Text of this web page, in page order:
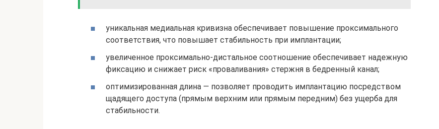
уникальная медиальная кривизна обеспечивает повышение проксимального
соответствия, что повышает стабильность при имплантации;
увеличенное проксимально-дистальное соотношение обеспечивает надежную
фиксацию и снижает риск «проваливания» стержня в бедренный канал;
оптимизированная длина — позволяет проводить имплантацию посредством
щадящего доступа (прямым верхним или прямым передним) без ущерба для
стабильности.